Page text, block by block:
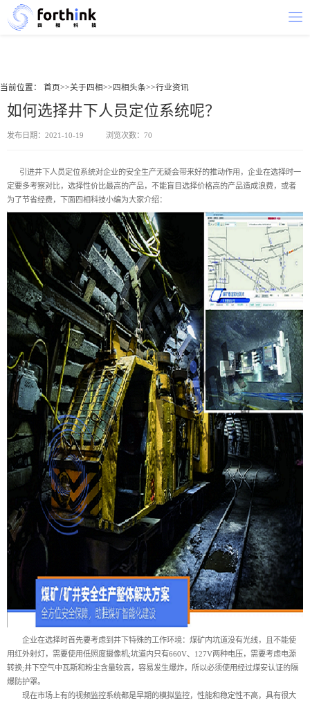
当前位置： 首页>>关于四相>> 四相头条>>行业资讯
如何选择井下人员定位系统呢？
发布日期：2021-10-19 浏览次数：70
引进井下人员定位系统对企业的安全生产无疑会带来好的推动作用，企业在选择时一
定要多考察对比，选择性价比最高的产品，不能盲目选择价格高的产品造成浪费，或者
为了节省经费，下面四相科技小编为大家介绍：
企业在选择时首先要考虑到井下特殊的工作环境：煤矿内坑道没有光线，且不能使
用红外射灯，需要使用低照度摄像机;坑道内只有660V、127V两种电压，需要考虑电源
转换;井下空气中瓦斯和粉尘含量较高，容易发生爆炸，所以必须使用经过煤安认证的隔
爆防护罩。
现在市场上有的视频监控系统都是早期的模拟监控，性能和稳定性不高，具有很大